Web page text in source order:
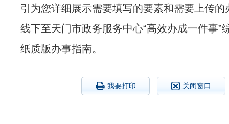
引为您详细展示需要填写的要素和需要上传的
线下至天门市政务服务中心“高效办成一件事”
纸质版办事指南。
我要打印 关闭窗口